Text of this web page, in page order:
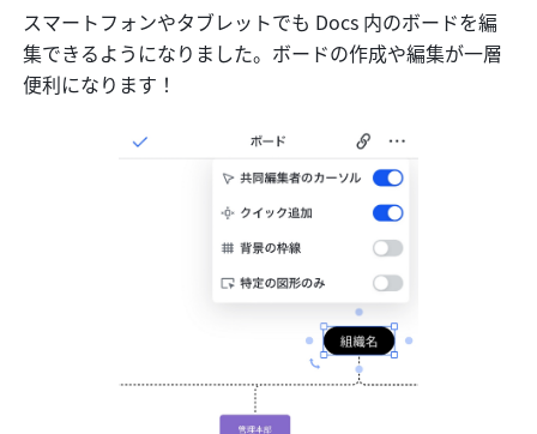
スマートフォンやタブレットでも Docs 内のボードを編
集できるようになりました。ボードの作成や編集が一層
便利になります！